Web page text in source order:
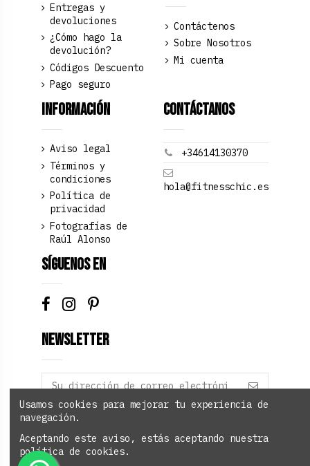
Añadir al carrito
Entregas y
devoluciones
¿Cómo hago la
devolución?
Códigos Descuento
Pago seguro
Contáctenos
Sobre Nosotros
Mi cuenta
Información
Aviso legal
Términos y
condiciones
Política de
privacidad
Fotografías de
Raúl Alonso
Contáctanos
+34614130370
hola@fitnesschic.es
Síguenos en
Newsletter
Usamos cookies para mejorar tu experiencia de
navegación.
Aceptando este aviso, estás aceptando nuestra
política de cookies.